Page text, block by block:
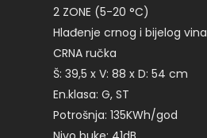
2 ZONE (5-20 °C)
Hlađenje crnog i bijelog vina
CRNA ručka
Š: 39,5 x V: 88 x D: 54 cm
En.klasa: G, ST
Potrošnja: 135KWh/god